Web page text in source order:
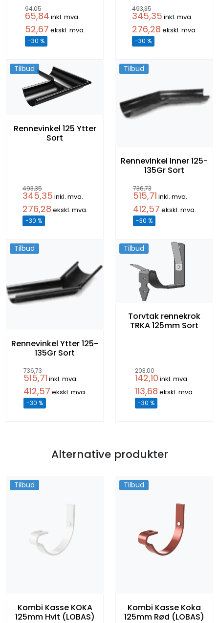
94,05
65,84 inkl. mva.
52,67 ekskl. mva.
-30 %
493,35
345,35 inkl. mva.
276,28 ekskl. mva.
-30 %
Tilbud
Rennevinkel 125 Ytter
Sort
493,35
345,35 inkl. mva.
276,28 ekskl. mva.
-30 %
Tilbud
Rennevinkel Inner 125-
135Gr Sort
736,73
515,71 inkl. mva.
412,57 ekskl. mva.
-30 %
Tilbud
Rennevinkel Ytter 125-
135Gr Sort
736,73
515,71 inkl. mva.
412,57 ekskl. mva.
-30 %
Tilbud
Torvtak rennekrok
TRKA 125mm Sort
203,00
142,10 inkl. mva.
113,68 ekskl. mva.
-30 %
Alternative produkter
Tilbud
Kombi Kasse KOKA
125mm Hvit (LOBAS)
Tilbud
Kombi Kasse Koka
125mm Rød (LOBAS)